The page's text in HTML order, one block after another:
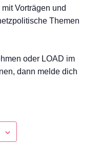
mit Vorträgen und
Themen
oder LOAD im
dann melde dich